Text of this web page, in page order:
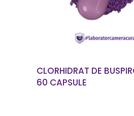
CLORHIDRAT DE
60 CAPSULE